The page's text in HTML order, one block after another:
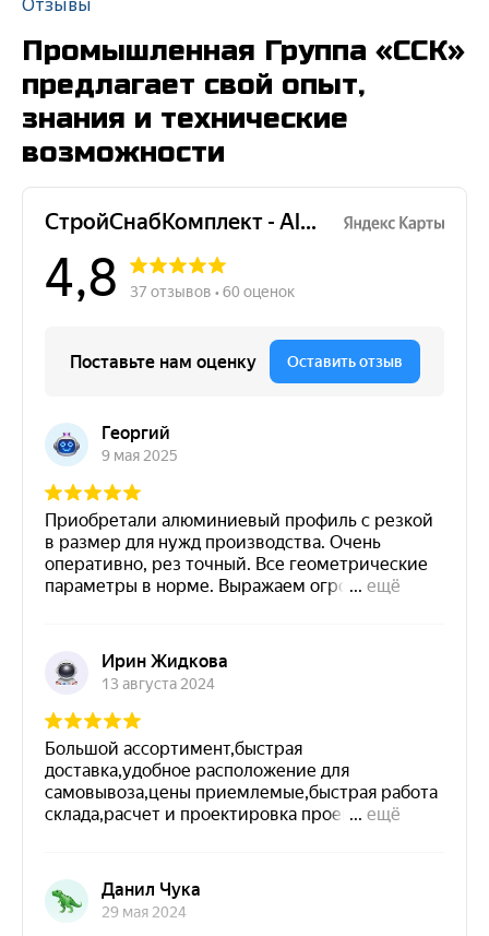
Отзывы
Промышленная Группа «ССК»
предлагает свой опыт,
знания и технические
возможности